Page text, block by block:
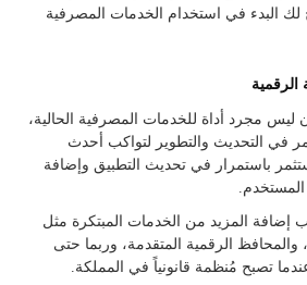
لك البدء في استخدام الخدمات المصرفية
ليس مجرد أداة للخدمات المصرفية الحالية،
في التحديث والتطوير لتواكب أحدث
باستمرار في تحديث التطبيق وإضافة
إضافة المزيد من الخدمات المبتكرة مثل
والمحافظ الرقمية المتقدمة، وربما حتى
تصبح مُنظمة قانونياً في المملكة.